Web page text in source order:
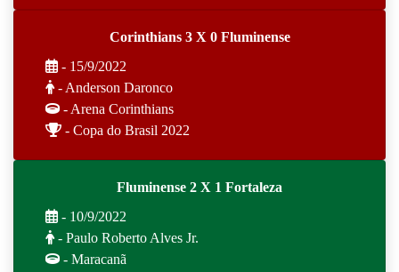
Corinthians 3 X 0 Fluminense
- 15/9/2022
- Anderson Daronco
- Arena Corinthians
- Copa do Brasil 2022
Fluminense 2 X 1 Fortaleza
- 10/9/2022
- Paulo Roberto Alves Jr.
- Maracanã